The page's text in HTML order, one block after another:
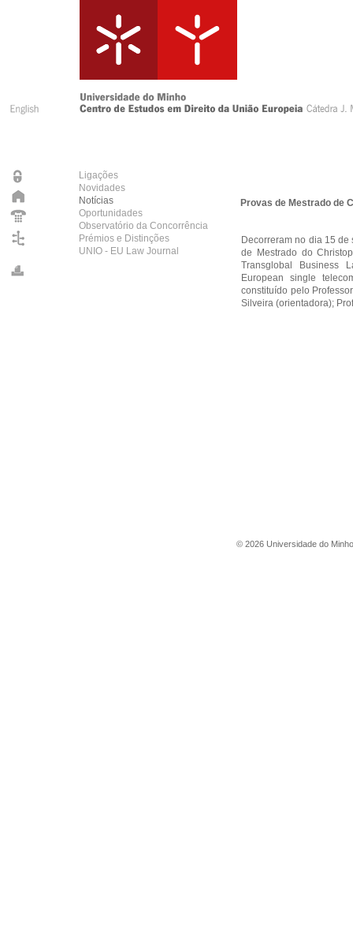
Ligações
Novidades
Notícias
Oportunidades
Observatório da Concorrência
Prémios e Distinções
UNIO - EU Law Journal
Provas de Mestrado de
Decorreram no dia 15
de Mestrado do
Transglobal Business
European single
constituído pelo
Silveira (orientadora);
© 2026 Universidade do